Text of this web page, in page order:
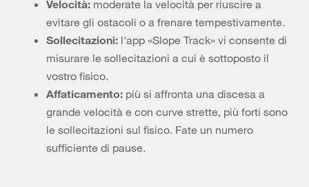
Velocità: moderate la velocità per riuscire a
evitare gli ostacoli o a frenare tempestivamente.
Sollecitazioni: l'app «Slope Track» vi consente di
misurare le sollecitazioni a cui è sottoposto il
vostro fisico.
Affaticamento: più si affronta una discesa a
grande velocità e con curve strette, più forti sono
le sollecitazioni sul fisico. Fate un numero
sufficiente di pause.